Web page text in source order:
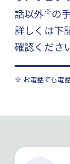
話以外※の
詳しくは下
確認くださ
※ お電話でも電